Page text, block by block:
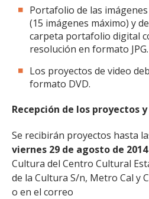
Portafolio de las
(15 imágenes máximo) y
carpeta portafolio digital
resolución en formato JPG.
Los proyectos de video
formato DVD.
Recepción de los proyectos
Se recibirán proyectos hasta
viernes 29 de agosto de 2014
Cultura del Centro Cultural
de la Cultura S/n, Metro Cal y
o en el correo